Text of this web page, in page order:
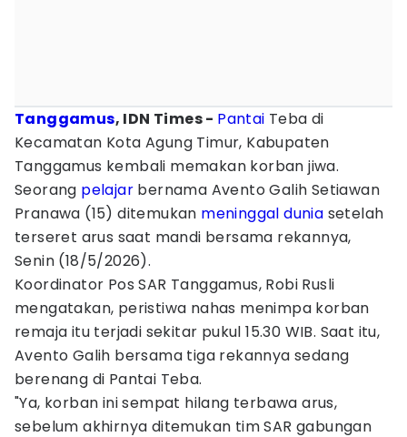
Tanggamus, IDN Times - Pantai Teba di
Kecamatan Kota Agung Timur, Kabupaten
Tanggamus kembali memakan korban jiwa.
Seorang pelajar bernama Avento Galih Setiawan
Pranawa (15) ditemukan meninggal dunia setelah
terseret arus saat mandi bersama rekannya,
Senin (18/5/2026).
Koordinator Pos SAR Tanggamus, Robi Rusli
mengatakan, peristiwa nahas menimpa korban
remaja itu terjadi sekitar pukul 15.30 WIB. Saat itu,
Avento Galih bersama tiga rekannya sedang
berenang di Pantai Teba.
"Ya, korban ini sempat hilang terbawa arus,
sebelum akhirnya ditemukan tim SAR gabungan